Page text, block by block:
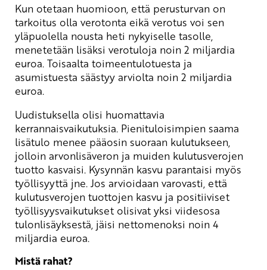
Kun otetaan huomioon, että perusturvan on
tarkoitus olla verotonta eikä verotus voi sen
yläpuolella nousta heti nykyiselle tasolle,
menetetään lisäksi verotuloja noin 2 miljardia
euroa. Toisaalta toimeentulotuesta ja
asumistuesta säästyy arviolta noin 2 miljardia
euroa.
Uudistuksella olisi huomattavia
kerrannaisvaikutuksia. Pienituloisimpien saama
lisätulo menee pääosin suoraan kulutukseen,
jolloin arvonlisäveron ja muiden kulutusverojen
tuotto kasvaisi. Kysynnän kasvu parantaisi myös
työllisyyttä jne. Jos arvioidaan varovasti, että
kulutusverojen tuottojen kasvu ja positiiviset
työllisyysvaikutukset olisivat yksi viidesosa
tulonlisäyksestä, jäisi nettomenoksi noin 4
miljardia euroa.
Mistä rahat?